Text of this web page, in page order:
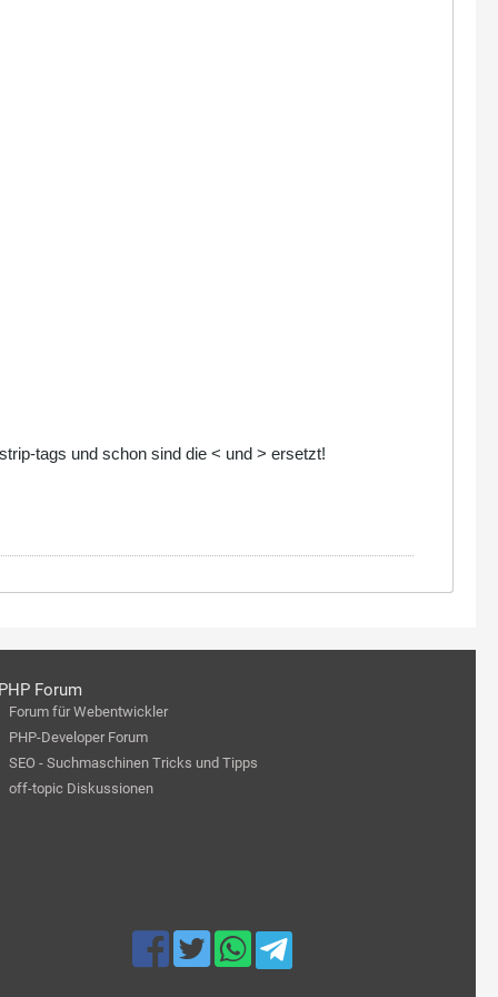
tags und schon sind die < und > ersetzt!
Forum
Forum für Webentwickler
PHP-Developer Forum
SEO - Suchmaschinen Tricks und Tipps
off-topic Diskussionen